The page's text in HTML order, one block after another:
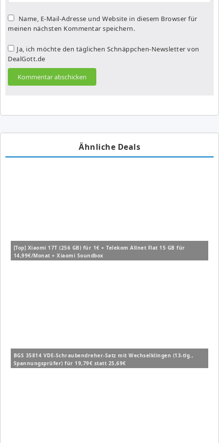
Name, E-Mail-Adresse und Website in diesem Browser für
meinen nächsten Kommentar speichern.
Ja, ich möchte den täglichen Schnäppchen-Newsletter von
DealGott.de
Ähnliche Deals
[Top] Xiaomi 17T (256 GB) für 1€ + Telekom Allnet Flat 15 GB für
14,99€/Monat + Xiaomi Soundbox
BGS 35814 VDE-Schraubendreher-Satz mit Wechselklingen (13-tlg.,
Spannungsprüfer) für 19,79€ statt 25,69€